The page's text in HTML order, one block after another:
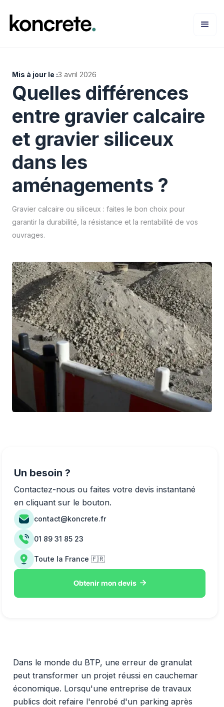
Mis à jour le :3 avril 2026
Quelles différences
entre gravier calcaire
et gravier siliceux
dans les
aménagements ?
Gravier calcaire ou siliceux : faites le bon choix pour
garantir la durabilité, la résistance et la rentabilité de vos
ouvrages.
Dans le monde du BTP, une erreur de granulat
peut transformer un projet réussi en cauchemar
économique. Lorsqu'une entreprise de travaux
publics doit refaire l'enrobé d'un parking après
Un besoin ?
Contactez-nous ou faites votre devis instantané
en cliquant sur le bouton.
contact@koncrete.fr
01 89 31 85 23
Toute la France 🇫🇷
Obtenir mon devis 